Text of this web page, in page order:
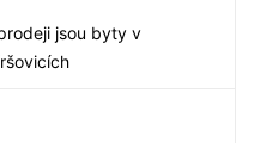
jsou byty v